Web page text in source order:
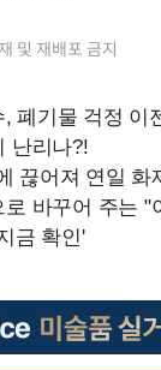
및 재배포 금지